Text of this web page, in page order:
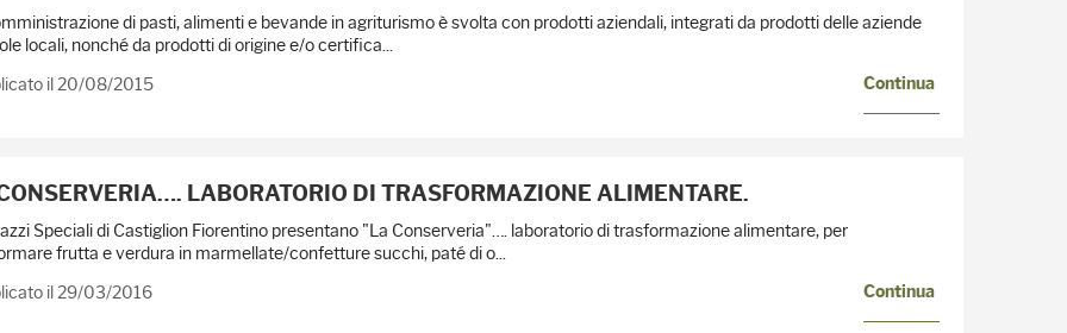
di pasti, alimenti e bevande in agriturismo è svolta con prodotti aziendali, integrati da prodotti delle aziende
locali, nonché da prodotti di origine e/o certifica...
il 20/08/2015
Continua
LABORATORIO DI TRASFORMAZIONE ALIMENTARE.
Speciali di Castiglion Fiorentino presentano "La Conserveria"…. laboratorio di trasformazione alimentare, per
frutta e verdura in marmellate/confetture succhi, paté di o...
il 29/03/2016
Continua